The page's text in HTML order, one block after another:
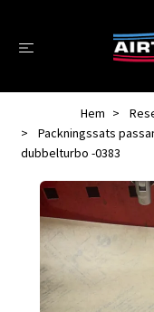
Hem
Packningssats
dubbelturbo -0383